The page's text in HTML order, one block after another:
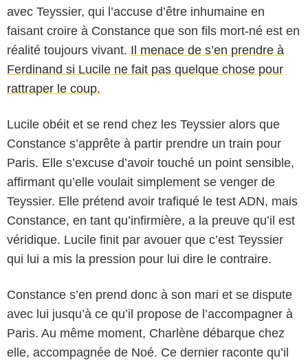
avec Teyssier, qui l’accuse d’être inhumaine en
faisant croire à Constance que son fils mort-né est en
réalité toujours vivant. Il menace de s’en prendre à
Ferdinand si Lucile ne fait pas quelque chose pour
rattraper le coup.
Lucile obéit et se rend chez les Teyssier alors que
Constance s’apprête à partir prendre un train pour
Paris. Elle s’excuse d’avoir touché un point sensible,
affirmant qu’elle voulait simplement se venger de
Teyssier. Elle prétend avoir trafiqué le test ADN, mais
Constance, en tant qu’infirmière, a la preuve qu’il est
véridique. Lucile finit par avouer que c’est Teyssier
qui lui a mis la pression pour lui dire le contraire.
Constance s’en prend donc à son mari et se dispute
avec lui jusqu’à ce qu’il propose de l’accompagner à
Paris. Au même moment, Charlène débarque chez
elle, accompagnée de Noé. Ce dernier raconte qu’il